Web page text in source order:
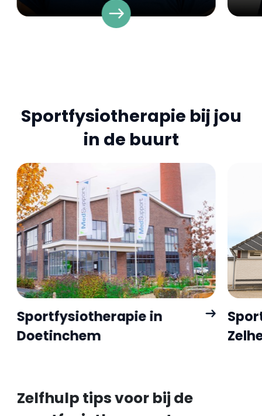
Sportfysiotherapie bij jou
in de buurt
Sportfysiotherapie in
Doetinchem
Zelfhulp tips voor bij de